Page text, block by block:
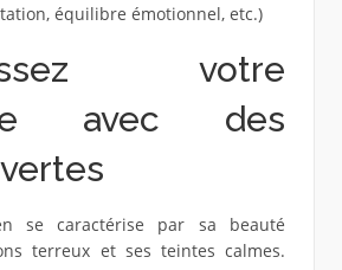
équilibre émotionnel, etc.)
votre
avec des
se caractérise par sa beauté
terreux et ses teintes calmes.